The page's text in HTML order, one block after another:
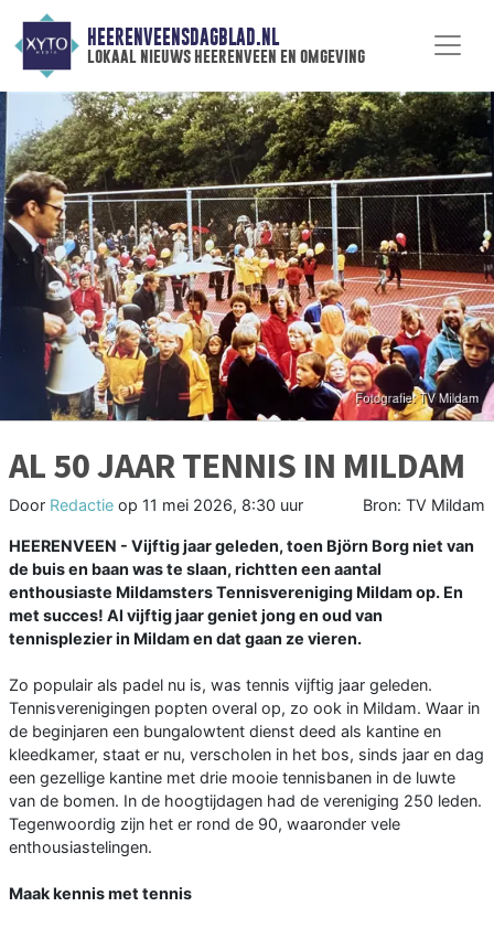
HEERENVEENSDAGBLAD.NL
lokaal nieuws heerenveen en omgeving
AL 50 JAAR TENNIS IN MILDAM
Door Redactie op 11 mei 2026, 8:30 uur Bron: TV Mildam
HEERENVEEN - Vijftig jaar geleden, toen Björn Borg niet van
de buis en baan was te slaan, richtten een aantal
enthousiaste Mildamsters Tennisvereniging Mildam op. En
met succes! Al vijftig jaar geniet jong en oud van
tennisplezier in Mildam en dat gaan ze vieren.
Zo populair als padel nu is, was tennis vijftig jaar geleden.
Tennisverenigingen popten overal op, zo ook in Mildam. Waar in
de beginjaren een bungalowtent dienst deed als kantine en
kleedkamer, staat er nu, verscholen in het bos, sinds jaar en dag
een gezellige kantine met drie mooie tennisbanen in de luwte
van de bomen. In de hoogtijdagen had de vereniging 250 leden.
Tegenwoordig zijn het er rond de 90, waaronder vele
enthousiastelingen.
Maak kennis met tennis